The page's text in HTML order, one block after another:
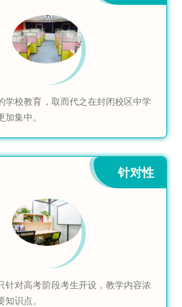
学校教育，取而代之在封闭校区中学
加集中。
针对性
针对高考阶段考生开设，教学内容浓
知识点。